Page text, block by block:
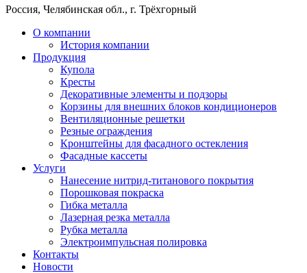
Россия, Челябинская обл., г. Трёхгорный
О компании
История компании
Продукция
Купола
Кресты
Декоративные элементы и подзоры
Корзины для внешних блоков кондиционеров
Вентиляционные решетки
Резные ограждения
Кронштейны для фасадного остекления
Фасадные кассеты
Услуги
Нанесение нитрид-титанового покрытия
Порошковая покраска
Гибка металла
Лазерная резка металла
Рубка металла
Электроимпульсная полировка
Контакты
Новости